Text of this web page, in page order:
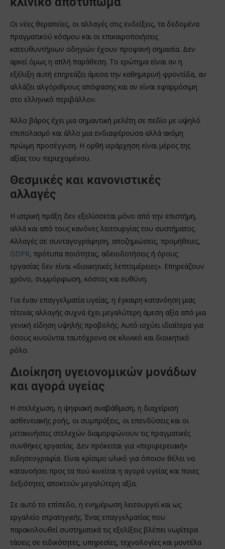
Οι νέες θεραπείες, οι αλλαγές στις ενδείξεις, τα δεδομένα
πραγματικού κόσμου και οι επικαιροποιήσεις
κατευθυντήριων οδηγιών έχουν προφανή σημασία. Δεν
αρκεί όμως η απλή παράθεση. Το ερώτημα είναι αν η
εξέλιξη αυτή επηρεάζει άμεσα την καθημερινή φροντίδα, αν
αλλάζει αλγόριθμους απόφασης και αν είναι εφαρμόσιμη
στο ελληνικό περιβάλλον.
Άλλο βάρος έχει μια σημαντική μελέτη σε πεδίο με υψηλό
επιπολασμό και άλλο μια ενδιαφέρουσα αλλά ακόμη
πρώιμη προσέγγιση. Η ορθή ιεράρχηση είναι μέρος της
αξίας του περιεχομένου.
Θεσμικές και κανονιστικές
αλλαγές
Η ιατρική πράξη δεν εξελίσσεται μόνο από την επιστήμη,
αλλά και από τους κανόνες λειτουργίας του συστήματος.
Αλλαγές σε συνταγογράφηση, αποζημιώσεις, προμήθειες,
GDPR, πρότυπα ποιότητας, αδειοδοτήσεις ή όρους
εργασίας δεν είναι «διοικητικές λεπτομέρειες». Επηρεάζουν
χρόνο, συμμόρφωση, κόστος και ευθύνη.
Για έναν επαγγελματία υγείας, η έγκαιρη κατανόηση μιας
τέτοιας αλλαγής συχνά έχει μεγαλύτερη άμεση αξία από μια
γενική είδηση υψηλής προβολής. Αυτό ισχύει ιδιαίτερα για
όσους κινούνται ταυτόχρονα σε κλινικό και διοικητικό
ρόλο.
Διοίκηση υγειονομικών μονάδων
και αγορά υγείας
Η στελέχωση, η ψηφιακή αναβάθμιση, η διαχείριση
ασθενειακής ροής, οι συμπράξεις, οι επενδύσεις και οι
μετακινήσεις στελεχών διαμορφώνουν τις πραγματικές
συνθήκες εργασίας. Δεν πρόκειται για «περιφερειακή»
ειδησεογραφία. Είναι κρίσιμο υλικό για όποιον θέλει να
κατανοήσει προς τα πού κινείται η αγορά υγείας και ποιες
δεξιότητες αποκτούν μεγαλύτερη αξία.
Σε αυτό το επίπεδο, η ενημέρωση λειτουργεί και ως
εργαλείο στρατηγικής. Ένας επαγγελματίας που
παρακολουθεί συστηματικά τις εξελίξεις βλέπει νωρίτερα
τάσεις σε ειδικότητες, υπηρεσίες, τεχνολογίες και μοντέλα